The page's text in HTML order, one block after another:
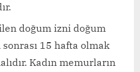
doğum izni doğum
15 hafta olmak
Kadın memurların